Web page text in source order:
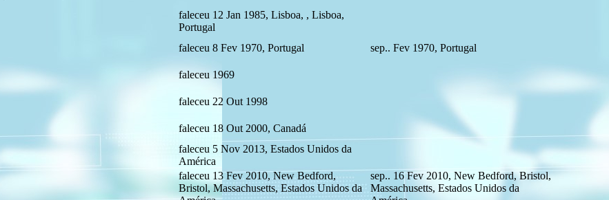
faleceu 12 Jan 1985, Lisboa, , Lisboa,
Portugal
faleceu 8 Fev 1970, Portugal
sep.. Fev 1970, Portugal
faleceu 1969
faleceu 22 Out 1998
faleceu 18 Out 2000, Canadá
faleceu 5 Nov 2013, Estados Unidos da
América
faleceu 13 Fev 2010, New Bedford,
Bristol, Massachusetts, Estados Unidos da
sep.. 16 Fev 2010, New Bedford, Bristol,
Massachusetts, Estados Unidos da